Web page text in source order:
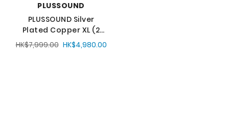
PLUSSOUND
PLUSSOUND Silver
Plated Copper XL (2
Wire) 耳機升級線
HK$4,980.00
HK$7,999.00